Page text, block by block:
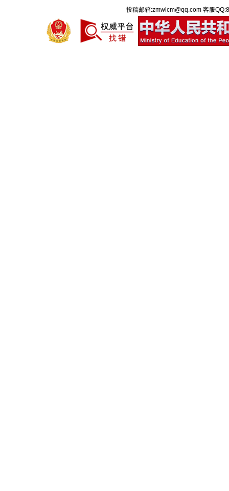
投稿邮箱:zmwlcm@qq.com 客服